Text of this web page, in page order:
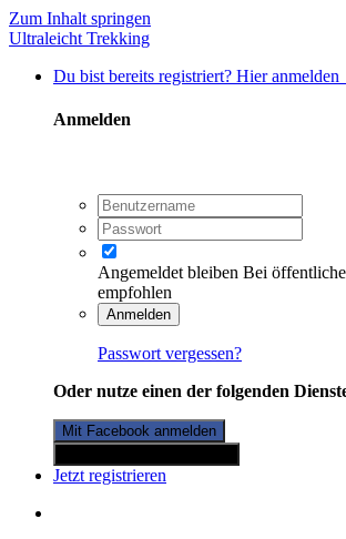
Zum Inhalt springen
Ultraleicht Trekking
Du bist bereits registriert? Hier anmelden
Anmelden
Angemeldet bleiben Bei
empfohlen
Anmelden
Passwort vergessen?
Oder nutze einen der folgenden
Mit Facebook anmelden
Jetzt registrieren